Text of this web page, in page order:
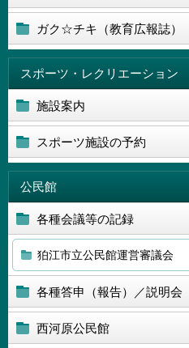
ガク☆チキ（教育広報誌）
スポーツ・レクリエーション
施設案内
スポーツ施設の予約
公民館
各種会議等の記録
狛江市立公民館運営審議会
各種答申（報告）／説明会
西河原公民館